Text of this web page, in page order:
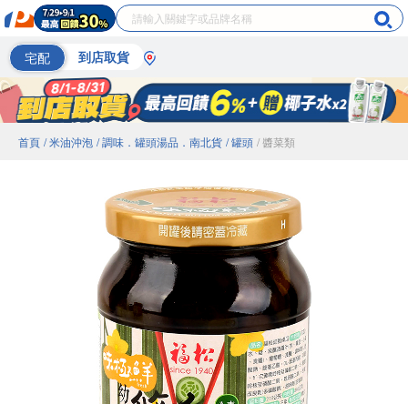
宅配 到店取貨
首頁 / 米油沖泡 / 調味．罐頭湯品．南北貨 / 罐頭 / 醬菜類